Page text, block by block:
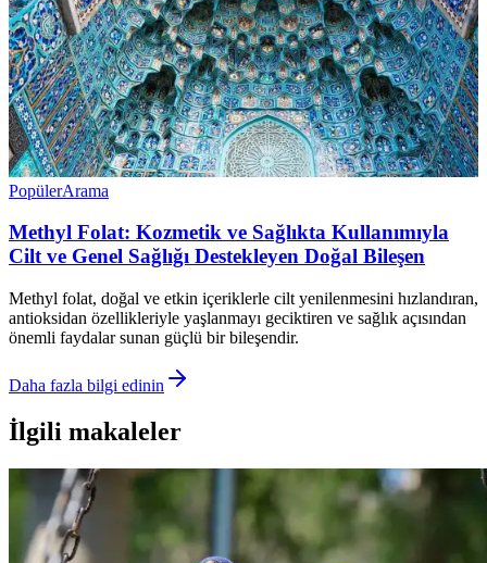
PopülerArama
Methyl Folat: Kozmetik ve Sağlıkta Kullanımıyla
Cilt ve Genel Sağlığı Destekleyen Doğal Bileşen
Methyl folat, doğal ve etkin içeriklerle cilt yenilenmesini hızlandıran,
antioksidan özellikleriyle yaşlanmayı geciktiren ve sağlık açısından
önemli faydalar sunan güçlü bir bileşendir.
Daha fazla bilgi edinin
İlgili makaleler